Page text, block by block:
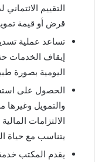
التقييم
قرض أو قيمة
تساعد عملية
إيقاف الخدمات
اليومية بصورة
الحصول على
والتمويل وغيرها
الالتزامات
يتناسب مع حياة
يقدم المكتب